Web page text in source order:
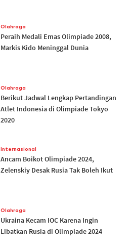
Olahraga
Peraih Medali Emas Olimpiade 2008,
Markis Kido Meninggal Dunia
Olahraga
Berikut Jadwal Lengkap Pertandingan
Atlet Indonesia di Olimpiade Tokyo
2020
Internasional
Ancam Boikot Olimpiade 2024,
Zelenskiy Desak Rusia Tak Boleh Ikut
Olahraga
Ukraina Kecam IOC Karena Ingin
Libatkan Rusia di Olimpiade 2024